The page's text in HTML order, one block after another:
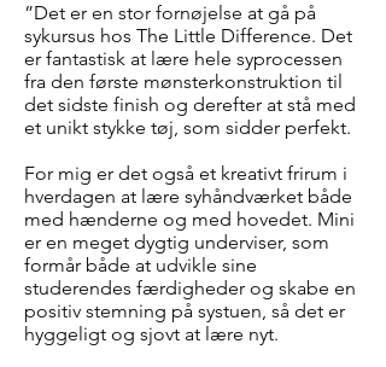
”Det er en stor fornøjelse at gå på
sykursus hos The Little Difference. Det
er fantastisk at lære hele syprocessen
fra den første mønsterkonstruktion til
det sidste finish og derefter at stå med
et unikt stykke tøj, som sidder perfekt.
For mig er det også et kreativt frirum i
hverdagen at lære syhåndværket både
med hænderne og med hovedet. Mini
er en meget dygtig underviser, som
formår både at udvikle sine
studerendes færdigheder og skabe en
positiv stemning på systuen, så det er
hyggeligt og sjovt at lære nyt.